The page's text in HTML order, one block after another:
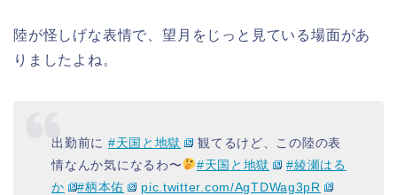
陸が怪しげな表情で、望月をじっと見ている場面があ
りましたよね。
出勤前に #天国と地獄
観てるけど、この陸の表
情なんか気になるわ〜
#天国と地獄
#綾瀬はる
か
#柄本佑 pic.twitter.com/AgTDWag3pR